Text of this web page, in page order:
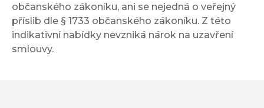
občanského zákoníku, ani se nejedná o veřejný
příslib dle § 1733 občanského zákoníku. Z této
indikativní nabídky nevzniká nárok na uzavření
smlouvy.